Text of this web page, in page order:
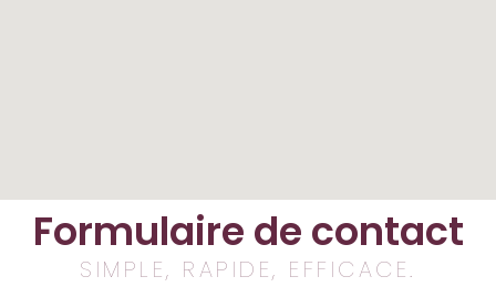
Formulaire de contact
SIMPLE, RAPIDE, EFFICACE.